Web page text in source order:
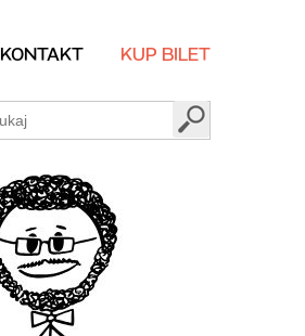
KONTAKT KUP BILET